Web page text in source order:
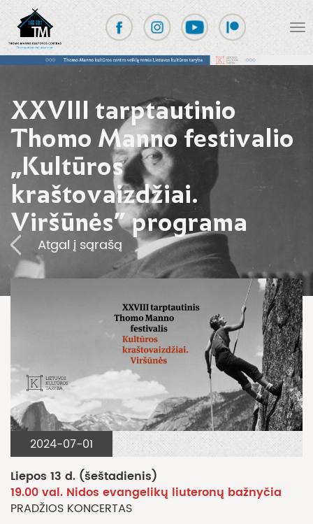
XXVIII tarptautinio
Thomo Manno festivalio
„Kultūros
kraštovaizdžiai.
Viršūnės” programa
Atgal į sąrašą
2024-07-01
Liepos 13 d. (šeštadienis)
19.00 val. Nidos evangelikų liuteronų bažnyčia
PRADŽIOS KONCERTAS